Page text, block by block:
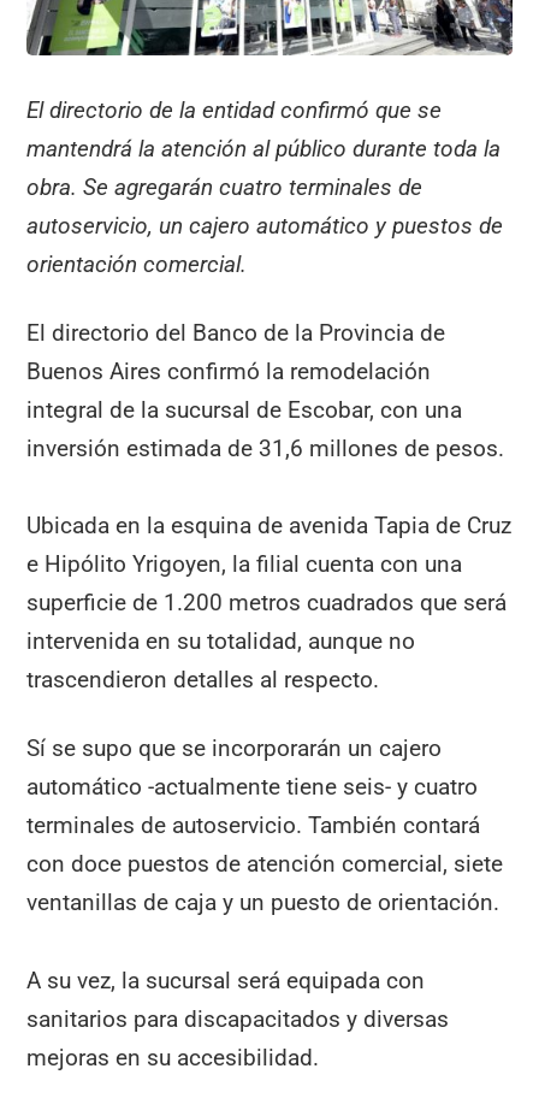
El directorio de la entidad confirmó que se
mantendrá la atención al público durante toda la
obra. Se agregarán cuatro terminales de
autoservicio, un cajero automático y puestos de
orientación comercial.
El directorio del Banco de la Provincia de
Buenos Aires confirmó la remodelación
integral de la sucursal de Escobar, con una
inversión estimada de 31,6 millones de pesos.
Ubicada en la esquina de avenida Tapia de Cruz
e Hipólito Yrigoyen, la filial cuenta con una
superficie de 1.200 metros cuadrados que será
intervenida en su totalidad, aunque no
trascendieron detalles al respecto.
Sí se supo que se incorporarán un cajero
automático -actualmente tiene seis- y cuatro
terminales de autoservicio. También contará
con doce puestos de atención comercial, siete
ventanillas de caja y un puesto de orientación.
A su vez, la sucursal será equipada con
sanitarios para discapacitados y diversas
mejoras en su accesibilidad.